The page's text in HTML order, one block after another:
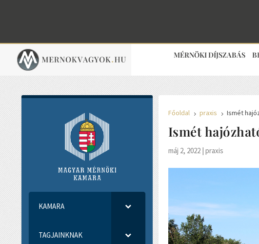
MÉRNÖKI DÍJSZABÁS
KAMARA
TAGJAINKNAK
Főoldal 5 praxis 5 Ismét
Ismét
máj 2, 2022| praxis